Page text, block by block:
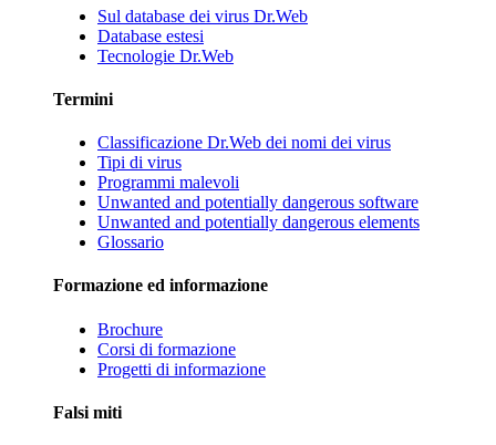
Sul database dei virus Dr.Web
Database estesi
Tecnologie Dr.Web
Termini
Classificazione Dr.Web dei nomi dei virus
Tipi di virus
Programmi malevoli
Unwanted and potentially dangerous software
Unwanted and potentially dangerous elements
Glossario
Formazione ed informazione
Brochure
Corsi di formazione
Progetti di informazione
Falsi miti